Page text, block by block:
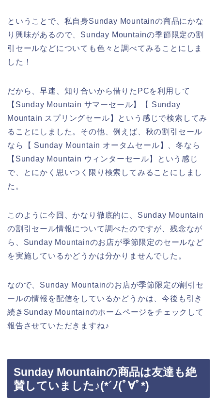
ということで、私自身Sunday Mountainの商品にかな
り興味があるので、Sunday Mountainの季節限定の割
引セールなどについても色々と調べてみることにしま
した！
だから、早速、知り合いから借りたPCを利用して
【Sunday Mountain サマーセール】【 Sunday
Mountain スプリングセール】という感じで検索してみ
ることにしました。その他、例えば、秋の割引セール
なら【 Sunday Mountain オータムセール】、冬なら
【Sunday Mountain ウィンターセール】という感じ
で、とにかく思いつく限り検索してみることにしまし
た。
このように今回、かなり徹底的に、Sunday Mountain
の割引セール情報について調べたのですが、残念なが
ら、Sunday Mountainのお店が季節限定のセールなど
を実施しているかどうかは分かりませんでした。
なので、Sunday Mountainのお店が季節限定の割引セ
ールの情報を配信をしているかどうかは、今後も引き
続きSunday Mountainのホームページをチェックして
報告させていただきますね♪
Sunday Mountainの商品は友達も絶
賛していました♪(*´ﾉ(ﾟ∀ﾟ*)